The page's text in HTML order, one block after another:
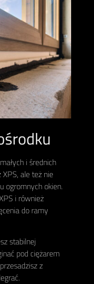
i średnich
XPS, ale też nie
ogromnych okien.
i również
do ramy
stabilnej
pod ciężarem
z